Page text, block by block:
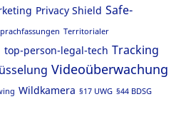
Privacy Shield Safe-
Territorialer
top-person-legal-tech Tracking
Videoüberwachung
Wildkamera §17 UWG §44 BDSG